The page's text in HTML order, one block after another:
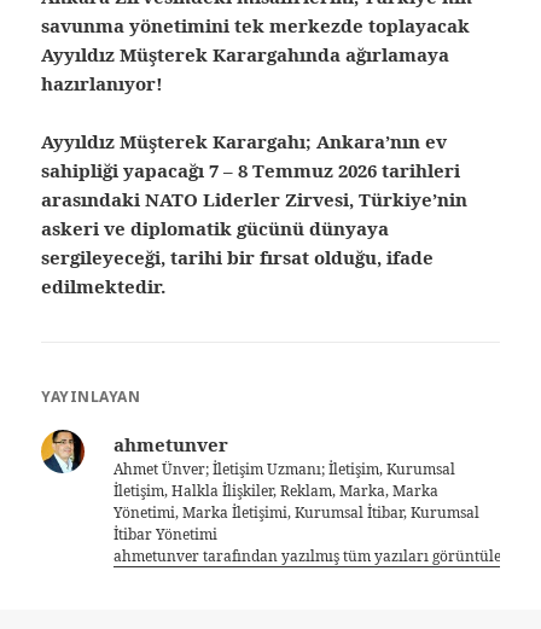
savunma yönetimini tek merkezde toplayacak
Ayyıldız Müşterek Karargahında ağırlamaya
hazırlanıyor!
Ayyıldız Müşterek Karargahı; Ankara’nın ev
sahipliği yapacağı 7 – 8 Temmuz 2026 tarihleri
arasındaki NATO Liderler Zirvesi, Türkiye’nin
askeri ve diplomatik gücünü dünyaya
sergileyeceği, tarihi bir fırsat olduğu, ifade
edilmektedir.
YAYINLAYAN
ahmetunver
Ahmet Ünver; İletişim Uzmanı; İletişim, Kurumsal
İletişim, Halkla İlişkiler, Reklam, Marka, Marka
Yönetimi, Marka İletişimi, Kurumsal İtibar, Kurumsal
İtibar Yönetimi
ahmetunver tarafından yazılmış tüm yazıları görüntüle